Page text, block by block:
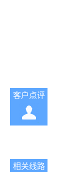
客户点评
相关线路